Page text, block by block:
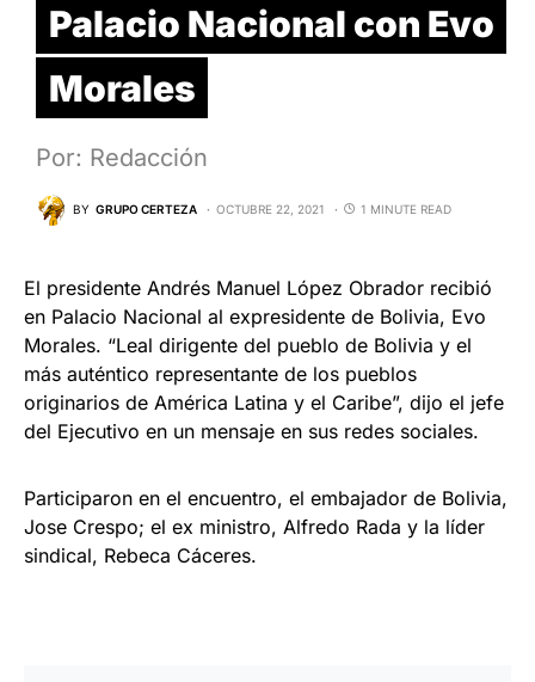
Palacio Nacional con Evo
Morales
Por: Redacción
BY GRUPO CERTEZA OCTUBRE 22, 2021 1 MINUTE READ
El presidente Andrés Manuel López Obrador recibió
en Palacio Nacional al expresidente de Bolivia, Evo
Morales. “Leal dirigente del pueblo de Bolivia y el
más auténtico representante de los pueblos
originarios de América Latina y el Caribe”, dijo el jefe
del Ejecutivo en un mensaje en sus redes sociales.
Participaron en el encuentro, el embajador de Bolivia,
Jose Crespo; el ex ministro, Alfredo Rada y la líder
sindical, Rebeca Cáceres.